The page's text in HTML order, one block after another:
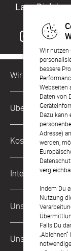
Wir nutzen
bessere
Webseiten
Daten von
Dazu kann
Adresse)
werden,
Indem Du
Nutzung
Falls Du
Lass Dich
Wir sind für Dich
0221 956
Mo. - Fr. von
Über Uns
Philosophie
Karriere
Impressum
AGB &
Zahlung &
Datenschutz
Kostenlose
Musterkarten
Digitale
Digitale
FAQ & Hilfe
International
Österreich
Schweiz
Frankreich
Unsere
Unsere Partner